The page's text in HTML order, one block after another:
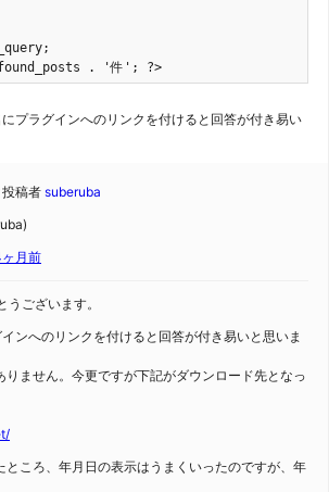
. '件'; ?>
プラグインへのリンクを付けると回答が付き易い
投稿者suberuba
月前
ございます。
ンへのリンクを付けると回答が付き易いと思いま
りません。今更ですが下記がダウンロード先となっ
ところ、年月日の表示はうまくいったのですが、年